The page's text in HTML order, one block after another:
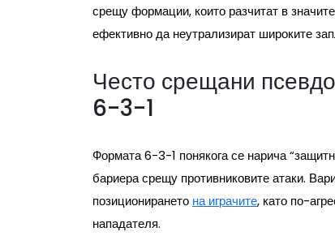
срещу формации, които разчитат в
ефективно да неутрализират широките
Често срещани
6-3-1
Формата 6-3-1 понякога се нарича
бариера срещу противниковите атаки.
позиционирането на играчите, като по-
нападателя.